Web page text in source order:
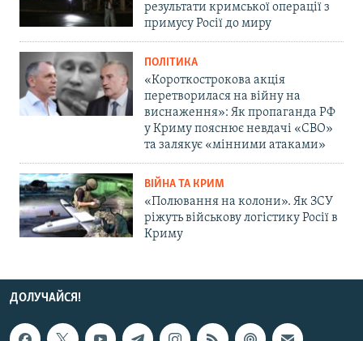
результати кримської операції з
примусу Росії до миру
ПОЛІТИКА
«Короткострокова акція
перетворилася на війну на
виснаження»: Як пропаганда РФ
у Криму пояснює невдачі «СВО»
та залякує «мінними атаками»
ВІЙНА ТА КРИМ
«Полювання на колони». Як ЗСУ
ріжуть військову логістику Росії в
Криму
ДОЛУЧАЙСЯ!